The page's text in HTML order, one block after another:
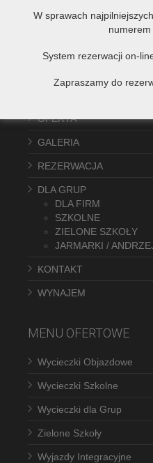
OFERTA
GALERIA
REZERWACJA
DLA GRUP
DLA FIRM
SZKOLNE
ZIELONE SZKOŁY
JARMARKI /
KONTAKT
WYNAJEM
MENU OFERTOWE
Wycieczki Objazdowe
Wycieczki Szkolne
Wycieczki dla Grup
Zielone Szkoły
Wyjazdy Integracyjne
W sprawach
System rezerwacji on-
Zapraszamy do